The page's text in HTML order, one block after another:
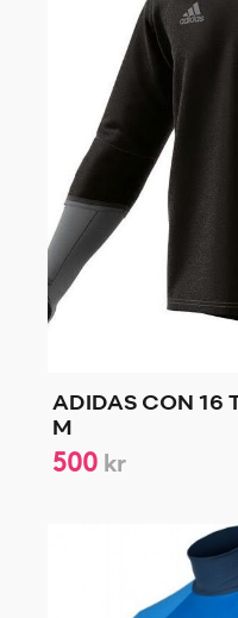
ADIDAS CON 16
M
500 kr